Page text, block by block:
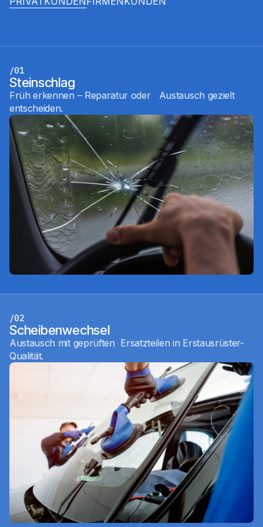
/01
Steinschlag
Früh erkennen – Reparatur oder Austausch gezielt
entscheiden.
/02
Scheibenwechsel
Austausch mit geprüften Ersatzteilen in Erstausrüster-
Qualität.